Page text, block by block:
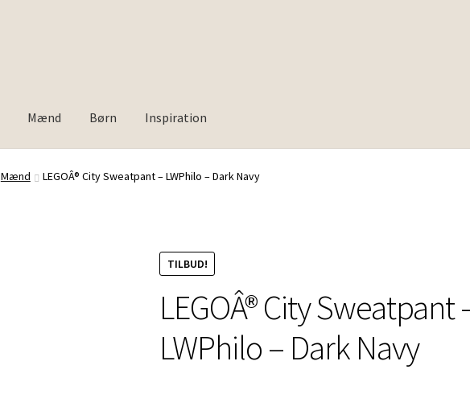
Mænd Børn Inspiration
Mænd LEGOÂ® City Sweatpant – LWPhilo – Dark Navy
TILBUD!
LEGOÂ® City Sweatpant
LWPhilo – Dark Navy